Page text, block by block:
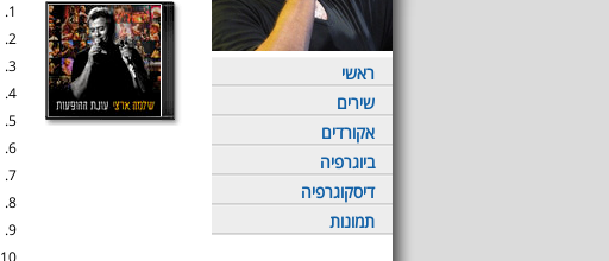
ראשי
שירים
אקורדים
ביוגרפיה
דיסקוגרפיה
תמונות
1.
2.
3.
4.
5.
6.
7.
8.
9.
10.